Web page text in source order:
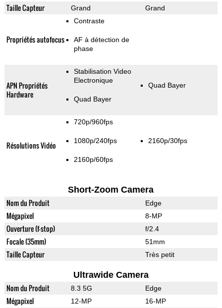
Taille Capteur
Grand Grand
Propriétés autofocus
Contraste
AF à détection de
phase
APN Propriétés
Hardware
Stabilisation Video
Electronique
Quad Bayer
Quad Bayer
Résolutions Vidéo
720p/960fps
1080p/240fps
2160p/60fps
2160p/30fps
Short-Zoom Camera
Nom du Produit Edge
Mégapixel 8-MP
Ouverture (f-stop) f/2.4
Focale (35mm) 51mm
Taille Capteur Très petit
Ultrawide Camera
Nom du Produit 8.3 5G Edge
Mégapixel 12-MP 16-MP